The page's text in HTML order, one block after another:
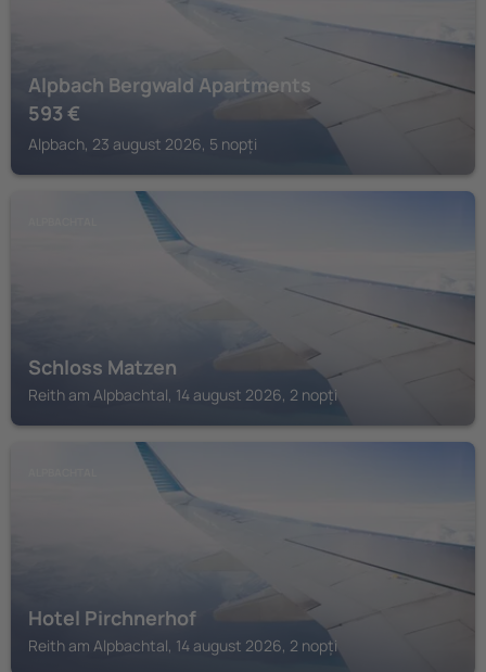
Alpbach Bergwald Apartments
593 €
Alpbach, 23 august 2026, 5 nopți
Schloss Matzen
Reith am Alpbachtal, 14 august 2026, 2 nopți
Hotel Pirchnerhof
Reith am Alpbachtal, 14 august 2026, 2 nopți